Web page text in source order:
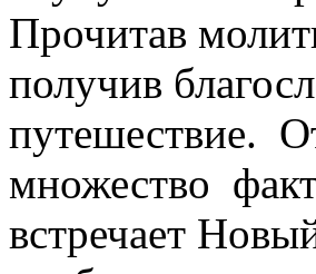
Прочитав
получив
путешествие.
множество
встречает